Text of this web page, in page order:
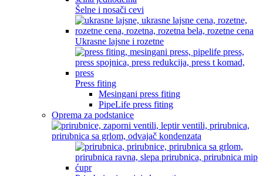
Šelne i nosači cevi
Ukrasne lajsne i rozetne
Press fiting
Mesingani press fiting
PipeLife press fiting
Oprema za podstanice